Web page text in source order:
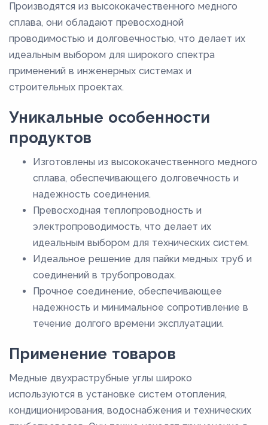
7
8
8,6
9
Производятся из высококачественного медного
сплава, они обладают превосходной
проводимостью и долговечностью, что делает их
идеальным выбором для широкого спектра
применений в инженерных системах и
строительных проектах.
Уникальные особенности
продуктов
Изготовлены из высококачественного медного
сплава, обеспечивающего долговечность и
надежность соединения.
Превосходная теплопроводность и
электропроводимость, что делает их
идеальным выбором для технических систем.
Идеальное решение для пайки медных труб и
соединений в трубопроводах.
Прочное соединение, обеспечивающее
надежность и минимальное сопротивление в
течение долгого времени эксплуатации.
Применение товаров
Медные двухраструбные углы широко
используются в установке систем отопления,
кондиционирования, водоснабжения и технических